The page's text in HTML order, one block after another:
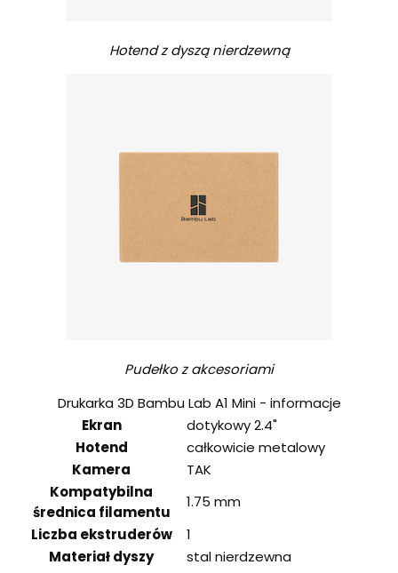
Hotend z dyszą nierdzewną
Pudełko z akcesoriami
Drukarka 3D Bambu Lab A1 Mini - informacje
Ekran
dotykowy 2.4"
Hotend
całkowicie metalowy
Kamera
TAK
Kompatybilna
średnica filamentu
1.75 mm
Liczba ekstruderów
1
Materiał dyszy
stal nierdzewna